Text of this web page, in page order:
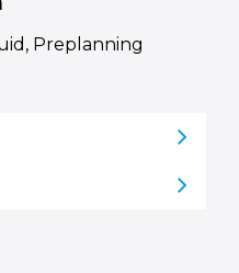
Preplanning